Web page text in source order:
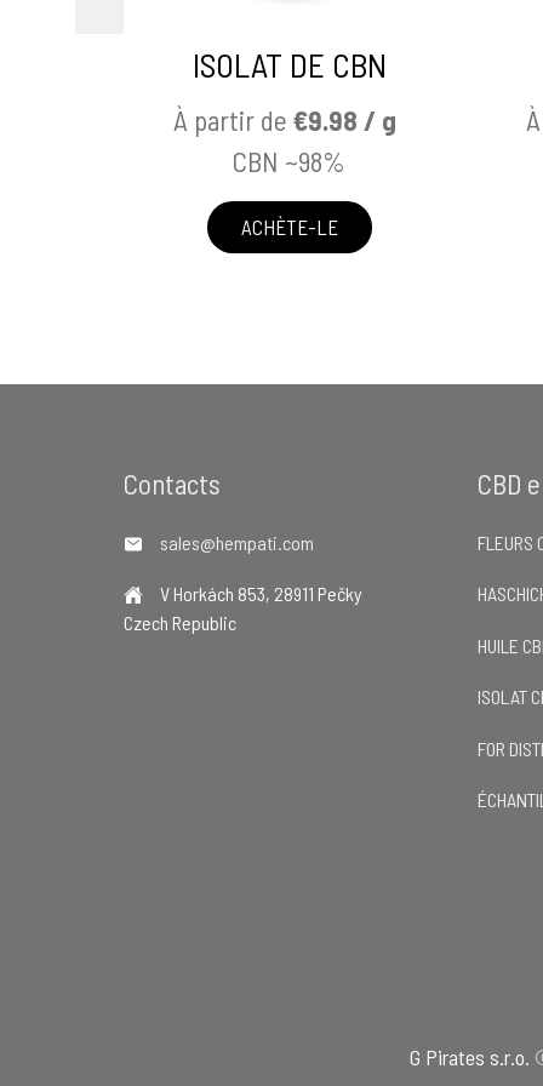
ISOLAT DE CBN
À partir de€9.98 / g
CBN ~98%
ACHÈTE-LE
Footer
Contacts
sales@hempati.com
V Horkách 853, 28911 Pečky
Czech Republic
CBD
FLEURS
HUILE
ISOLAT
FOR
G Pirates s.r.o.